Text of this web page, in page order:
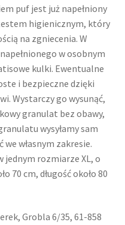
puf jest już napełniony
higienicznym, który
na zgniecenia. W
w osobnym
kulki. Ewentualne
i bezpieczne dzięki
Wystarczy go wysunąć,
granulat bez obawy,
wysyłamy sam
własnym zakresie.
jednym rozmiarze XL, o
70 cm, długość około 80
Grobla 6/35, 61-858